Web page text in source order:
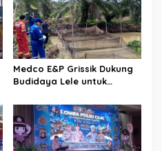
Medco E&P Grissik Dukung
Budidaya Lele untuk
Ekonomi Masyarakat